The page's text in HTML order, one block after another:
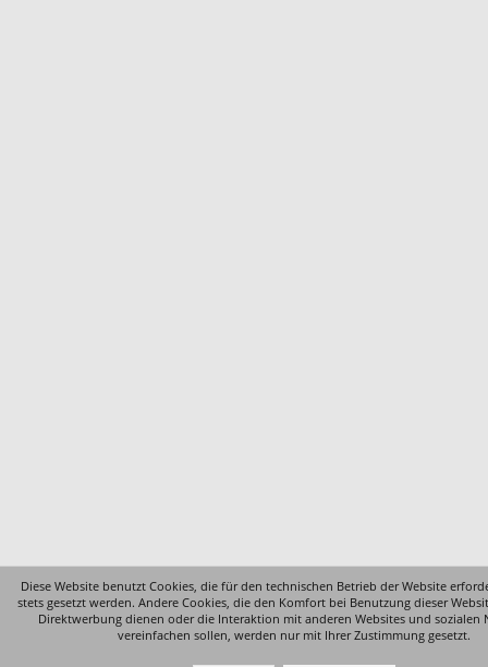
Diese Website benutzt Cookies, die für den technischen Betrieb der Website
stets gesetzt werden. Andere Cookies, die den Komfort bei Benutzung dieser
Direktwerbung dienen oder die Interaktion mit anderen Websites und sozialen
vereinfachen sollen, werden nur mit Ihrer Zustimmung gesetzt.